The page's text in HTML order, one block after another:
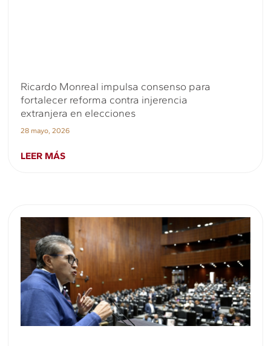
Ricardo Monreal impulsa consenso para
fortalecer reforma contra injerencia
extranjera en elecciones
28 mayo, 2026
LEER MÁS